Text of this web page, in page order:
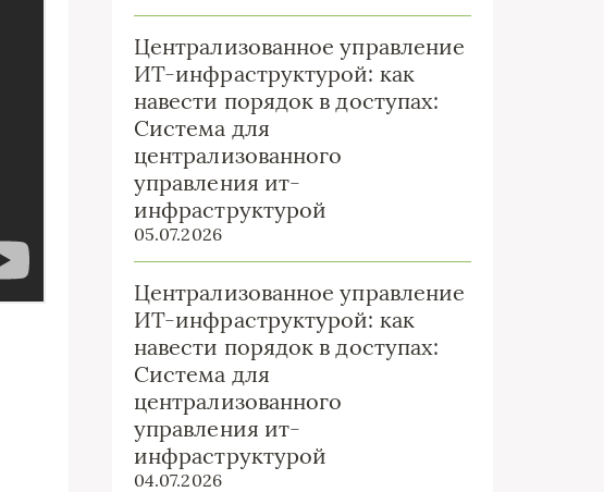
Централизованное управление
ИТ-инфраструктурой: как
навести порядок в доступах:
Система для
централизованного
управления ит-
инфраструктурой
05.07.2026
Централизованное управление
ИТ-инфраструктурой: как
навести порядок в доступах:
Система для
централизованного
управления ит-
инфраструктурой
04.07.2026